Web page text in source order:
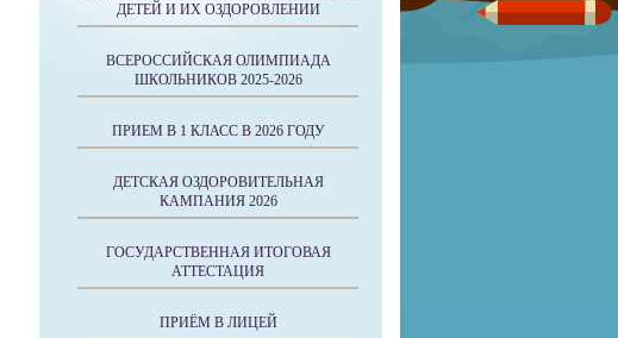
ДЕТЕЙ И ИХ ОЗДОРОВЛЕНИИ
ВСЕРОССИЙСКАЯ ОЛИМПИАДА
ШКОЛЬНИКОВ 2025-2026
ПРИЕМ В 1 КЛАСС В 2026 ГОДУ
ДЕТСКАЯ ОЗДОРОВИТЕЛЬНАЯ
КАМПАНИЯ 2026
ГОСУДАРСТВЕННАЯ ИТОГОВАЯ
АТТЕСТАЦИЯ
ПРИЁМ В ЛИЦЕЙ